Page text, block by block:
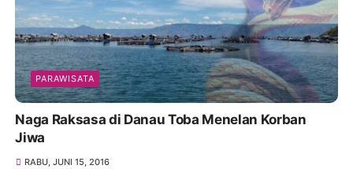
PARAWISATA
Naga Raksasa di Danau Toba Menelan Korban
Jiwa
RABU, JUNI 15, 2016